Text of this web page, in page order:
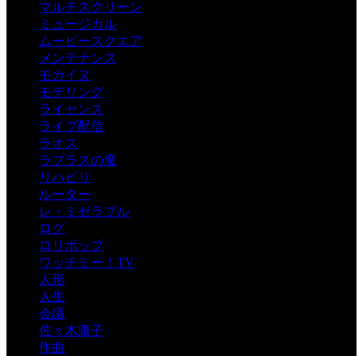
マルチスクリーン
ミュージカル
ムービースクエア
メンテナンス
モカイヌ
モデリング
ライセンス
ライブ配信
ラオス
ラプラスの魔
リハビリ
ルーター
レ・ミゼラブル
ログ
ロリポップ
ワッチミー！TV
人形
人生
会議
佐々木庸子
作曲